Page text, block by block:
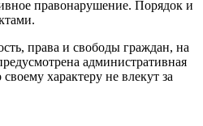
правонарушение. Порядок и
права и свободы граждан, на
административная
характеру не влекут за